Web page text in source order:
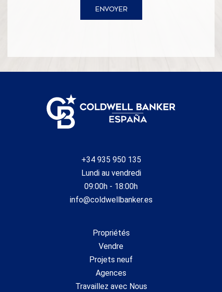
ENVOYER
+34 935 950 135
Lundi au vendredi
09:00h - 18:00h
info@coldwellbanker.es
Propriétés
Vendre
Projets neuf
Agences
Travaillez avec Nous